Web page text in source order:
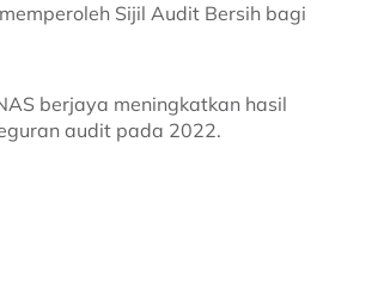
Sijil Audit Bersih bagi
berjaya meningkatkan hasil
audit pada 2022.